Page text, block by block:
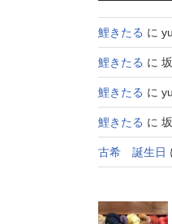
鯉きたる に
鯉きたる に
鯉きたる に
鯉きたる に
古希 誕生日